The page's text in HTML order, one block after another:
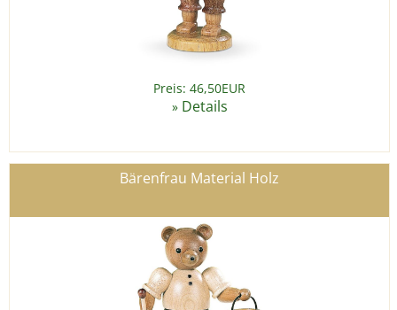
Preis: 46,50EUR
» Details
Bärenfrau Material Holz